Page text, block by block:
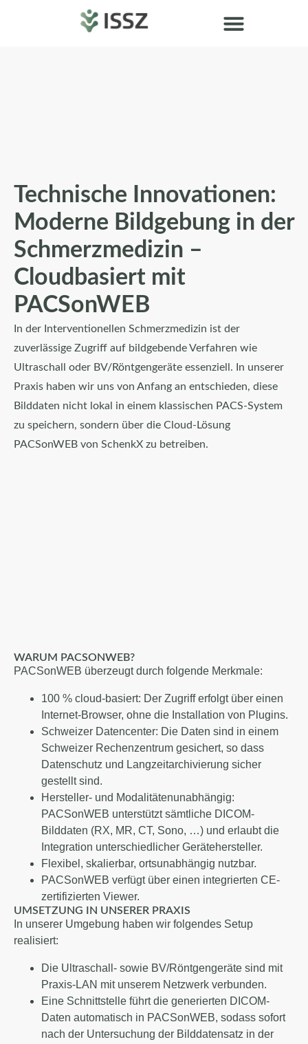
Technische Innovationen:
Moderne Bildgebung in der
Schmerzmedizin –
Cloudbasiert mit
PACSonWEB
In der Interventionellen Schmerzmedizin ist der
zuverlässige Zugriff auf bildgebende Verfahren wie
Ultraschall oder BV/Röntgengeräte essenziell. In unserer
Praxis haben wir uns von Anfang an entschieden, diese
Bilddaten nicht lokal in einem klassischen PACS-System
zu speichern, sondern über die Cloud-Lösung
PACSonWEB von SchenkX zu betreiben.
WARUM PACSONWEB?
PACSonWEB überzeugt durch folgende Merkmale:
100 % cloud-basiert: Der Zugriff erfolgt über einen
Internet-Browser, ohne die Installation von Plugins.
Schweizer Datencenter: Die Daten sind in einem
Schweizer Rechenzentrum gesichert, so dass
Datenschutz und Langzeitarchivierung sicher
gestellt sind.
Hersteller- und Modalitätenunabhängig:
PACSonWEB unterstützt sämtliche DICOM-
Bilddaten (RX, MR, CT, Sono, …) und erlaubt die
Integration unterschiedlicher Gerätehersteller.
Flexibel, skalierbar, ortsunabhängig nutzbar.
PACSonWEB verfügt über einen integrierten CE-
zertifizierten Viewer.
UMSETZUNG IN UNSERER PRAXIS
In unserer Umgebung haben wir folgendes Setup
realisiert:
Die Ultraschall- sowie BV/Röntgengeräte sind mit
Praxis-LAN mit unserem Netzwerk verbunden.
Eine Schnittstelle führt die generierten DICOM-
Daten automatisch in PACSonWEB, sodass sofort
nach der Untersuchung der Bilddatensatz in der